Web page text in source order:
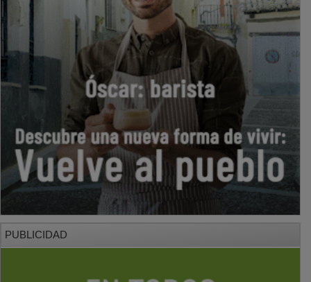
PUBLICIDAD